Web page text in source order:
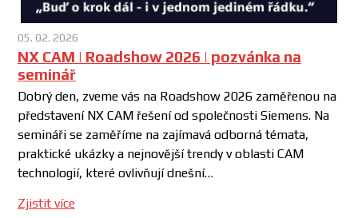
05. 02. 2026
NX CAM | Roadshow 2026 | pozvánka na
seminář
Dobrý den, zveme vás na Roadshow 2026 zaměřenou na
představení NX CAM řešení od společnosti Siemens. Na
semináři se zaměříme na zajímavá odborná témata,
praktické ukázky a nejnovější trendy v oblasti CAM
technologií, které ovlivňují dnešní…
Zjistit více